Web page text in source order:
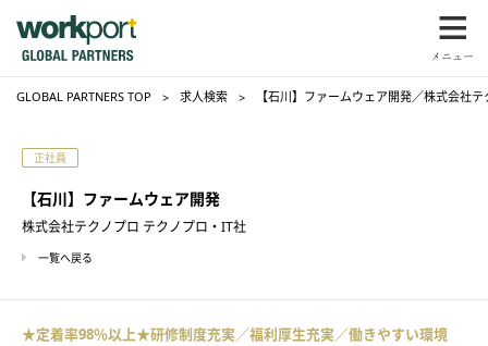
GLOBAL PARTNERS TOP 求人検索 【石川】ファームウェア開発／株式会社
正社員
【石川】ファームウェア開発
株式会社テクノプロ テクノプロ・IT社
一覧へ戻る
★定着率98％以上★研修制度充実／福利厚生充実／働きやすい環境